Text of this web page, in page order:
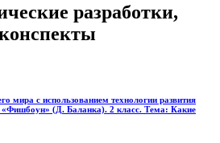
разработки,
мира с использованием технологии развития
(Д. Баланка). 2 класс. Тема: Какие